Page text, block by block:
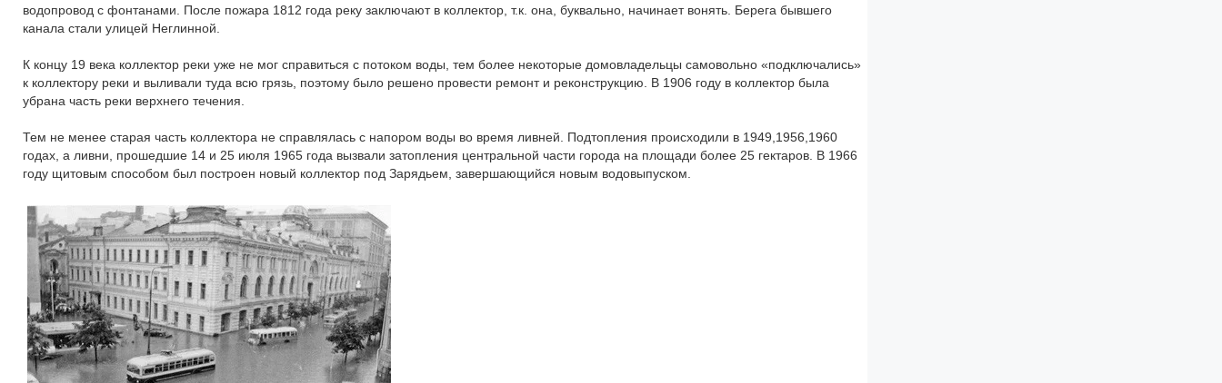
водопровод с фонтанами. После пожара 1812 года реку заключают в коллектор, т.к. она, буквально, начинает вонять. Берега бывшего
канала стали улицей Неглинной.
К концу 19 века коллектор реки уже не мог справиться с потоком воды, тем более некоторые домовладельцы самовольно «подключались»
к коллектору реки и выливали туда всю грязь, поэтому было решено провести ремонт и реконструкцию. В 1906 году в коллектор была
убрана часть реки верхнего течения.
Тем не менее старая часть коллектора не справлялась с напором воды во время ливней. Подтопления происходили в 1949,1956,1960
годах, а ливни, прошедшие 14 и 25 июля 1965 года вызвали затопления центральной части города на площади более 25 гектаров. В 1966
году щитовым способом был построен новый коллектор под Зарядьем, завершающийся новым водовыпуском.